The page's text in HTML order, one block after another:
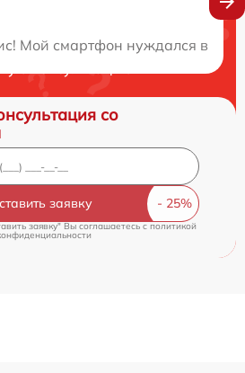
Мой смартфон нуждался в
консультацию
со
заявку
заявку" Вы соглашаетесь c политикой